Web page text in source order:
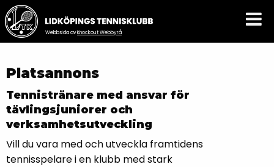
Webbsida avKnockout Webbyrå
Platsannons
Tennistränare med ansvar för
tävlingsjuniorer och
verksamhetsutveckling
Vill du vara med och utveckla framtidens
tennisspelare i en klubb med stark